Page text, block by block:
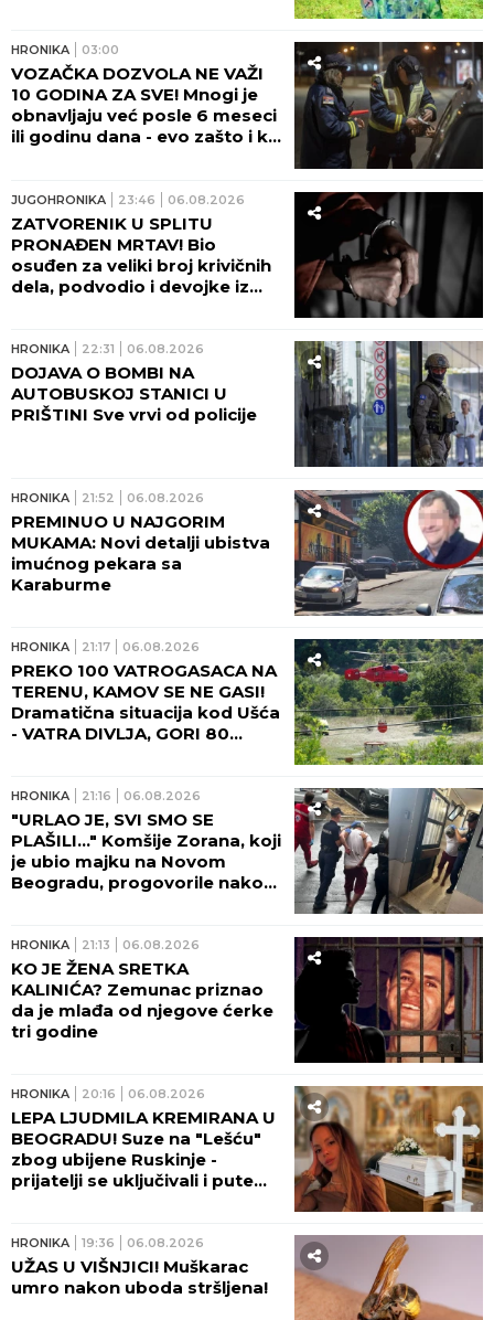
HRONIKA 03:00
VOZAČKA DOZVOLA NE VAŽI
10 GODINA ZA SVE! Mnogi je
obnavljaju već posle 6 meseci
ili godinu dana - evo zašto i ko
JUGOHRONIKA 23:46 06.08.2026
ZATVORENIK U SPLITU
PRONAĐEN MRTAV! Bio
osuđen za veliki broj krivičnih
dela, podvodio i devojke iz
HRONIKA 22:31 06.08.2026
DOJAVA O BOMBI NA
AUTOBUSKOJ STANICI U
PRIŠTINI Sve vrvi od policije
HRONIKA 21:52 06.08.2026
PREMINUO U NAJGORIM
MUKAMA: Novi detalji ubistva
imućnog pekara sa
Karaburme
HRONIKA 21:17 06.08.2026
PREKO 100 VATROGASACA NA
TERENU, KAMOV SE NE GASI!
Dramatična situacija kod Ušća
- VATRA DIVLJA, GORI 80
HRONIKA 21:16 06.08.2026
"URLAO JE, SVI SMO SE
PLAŠILI..." Komšije Zorana, koji
je ubio majku na Novom
Beogradu, progovorile nakon
HRONIKA 21:13 06.08.2026
KO JE ŽENA SRETKA
KALINIĆA? Zemunac priznao
da je mlađa od njegove ćerke
tri godine
HRONIKA 20:16 06.08.2026
LEPA LJUDMILA KREMIRANA U
BEOGRADU! Suze na "Lešću"
zbog ubijene Ruskinje -
prijatelji se uključivali i putem
HRONIKA 19:36 06.08.2026
UŽAS U VIŠNJICI! Muškarac
umro nakon uboda stršljena!